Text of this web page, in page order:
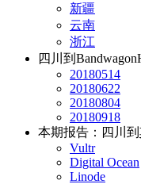
新疆
云南
浙江
四川到
20180514
20180622
20180804
20180918
本期报告：四川到
Vultr
Digital Ocean
Linode